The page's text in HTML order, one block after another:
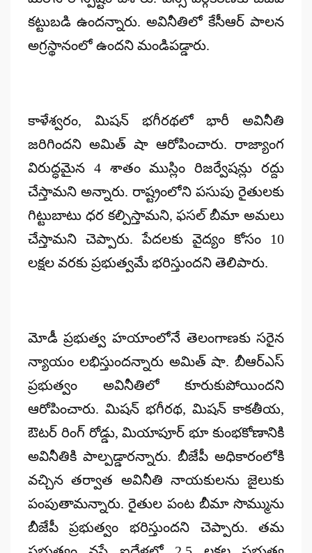
కట్టుబడి ఉందన్నారు. అవినీతిలో కేసీఆర్ పాలన
అగ్రస్థానంలో ఉందని మండిపడ్డారు.
కాళేశ్వరం, మిషన్ భగీరథలో భారీ అవినీతి
జరిగిందని అమిత్ షా ఆరోపించారు. రాజ్యాంగ
విరుద్ధమైన 4 శాతం ముస్లిం రిజర్వేషన్లు రద్దు
చేస్తామని అన్నారు. రాష్ట్రంలోని పసుపు రైతులకు
గిట్టుబాటు ధర కల్పిస్తామని, ఫసల్ బీమా అమలు
చేస్తామని చెప్పారు. పేదలకు వైద్యం కోసం 10
లక్షల వరకు ప్రభుత్వమే భరిస్తుందని తెలిపారు.
మోడీ ప్రభుత్వ హయాంలోనే తెలంగాణకు సరైన
న్యాయం లభిస్తుందన్నారు అమిత్ షా. బీఆర్ఎస్
ప్రభుత్వం అవినీతిలో కూరుకుపోయిందని
ఆరోపించారు. మిషన్ భగీరథ, మిషన్ కాకతీయ,
ఔటర్ రింగ్ రోడ్డు, మియాపూర్ భూ కుంభకోణానికి
అవినీతికి పాల్పడ్డారన్నారు. బీజేపీ అధికారంలోకి
వచ్చిన తర్వాత అవినీతి నాయకులను జైలుకు
పంపుతామన్నారు. రైతుల పంట బీమా సొమ్మును
బీజేపీ ప్రభుత్వం భరిస్తుందని చెప్పారు. తమ